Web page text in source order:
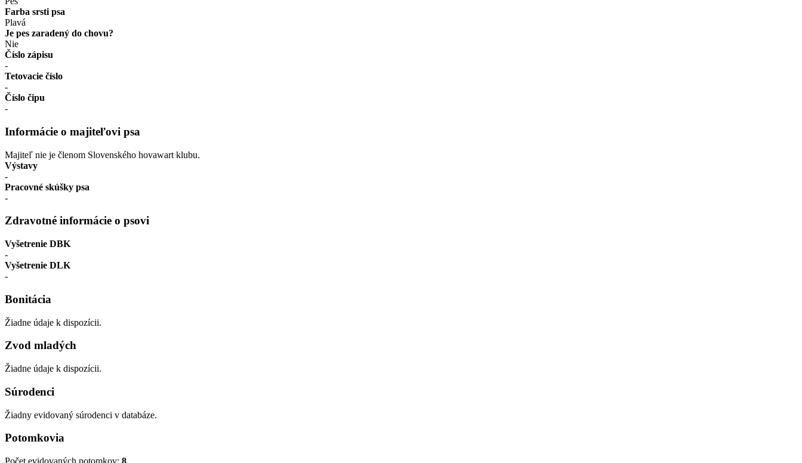
Farba srsti psa
Plavá
Je pes zaradený do chovu?
Nie
Číslo zápisu
-
Tetovacie číslo
-
Číslo čipu
-
Informácie o majiteľovi psa
Majiteľ nie je členom Slovenského hovawart klubu.
Výstavy
-
Pracovné skúšky psa
-
Zdravotné informácie o psovi
Vyšetrenie DBK
-
Vyšetrenie DLK
-
Bonitácia
Žiadne údaje k dispozícii.
Zvod mladých
Žiadne údaje k dispozícii.
Súrodenci
Žiadny evidovaný súrodenci v databáze.
Potomkovia
Počet evidovaných potomkov: 8